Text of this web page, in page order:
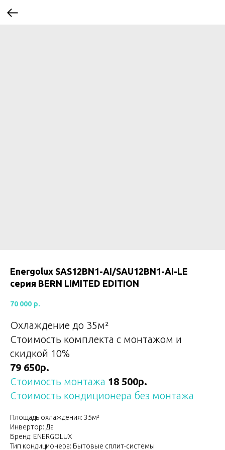
Energolux SAS12BN1-AI/SAU12BN1-AI-LE
серия BERN LIMITED EDITION
70 000 р.
Охлаждение до 35м²
Стоимость комплекта с монтажом и
скидкой 10%
79 650р.
Стоимость монтажа 18 500р.
Стоимость кондиционера без монтажа
Площадь охлаждения: 35м²
Инвертор: Да
Бренд: ENERGOLUX
Тип кондиционера: Бытовые сплит-системы